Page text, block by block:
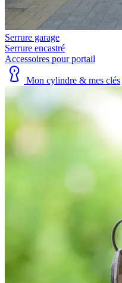
Serrure garage
Serrure encastré
Accessoires pour portail
Mon cylindre & mes clés